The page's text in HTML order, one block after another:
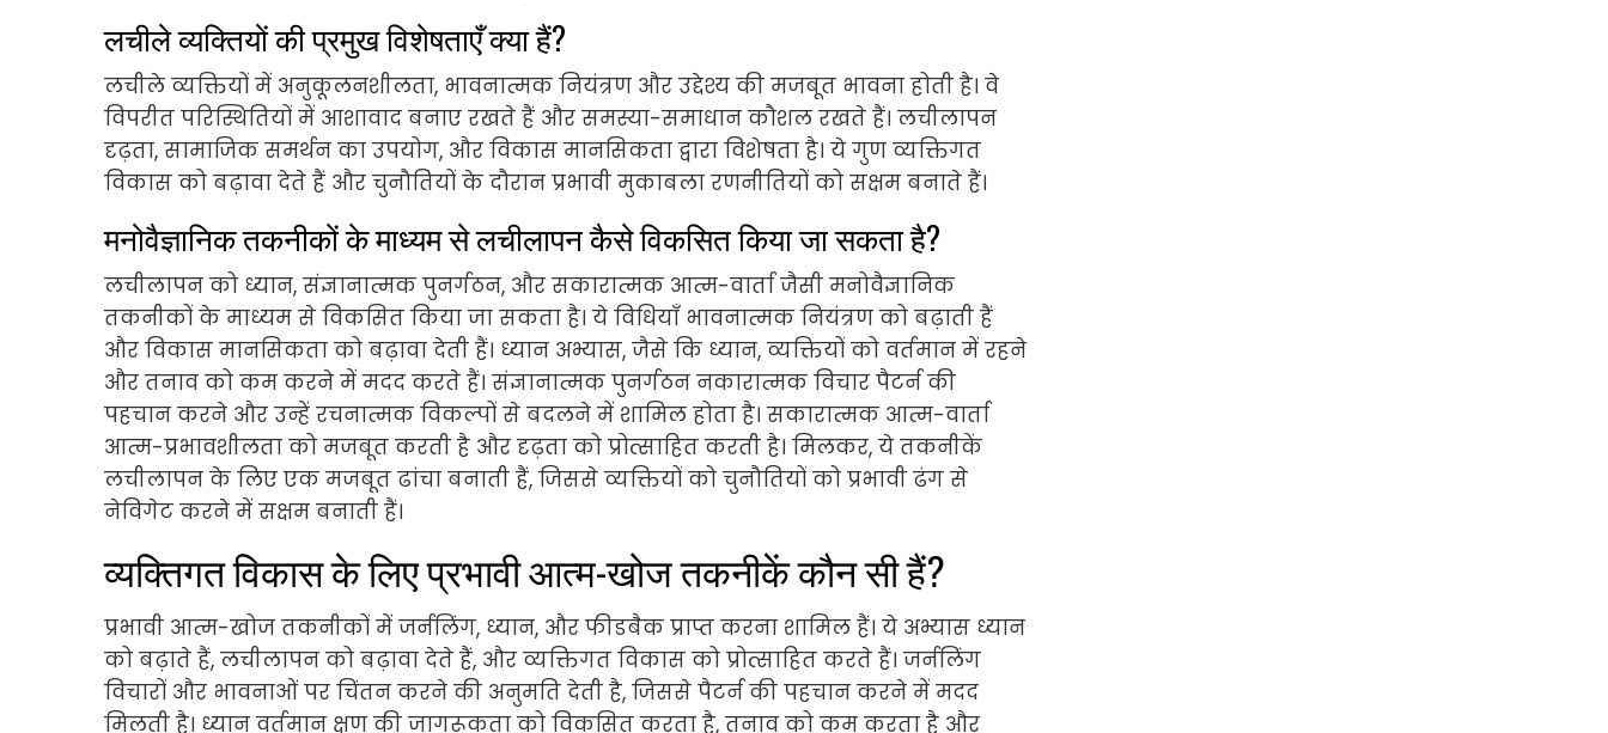
लचीले व्यक्तियों की प्रमुख विशेषताएँ क्या हैं?
लचीले व्यक्तियों में अनुकूलनशीलता, भावनात्मक नियंत्रण और उद्देश्य की मजबूत भावना होती है। वे
विपरीत परिस्थितियों में आशावाद बनाए रखते हैं और समस्या-समाधान कौशल रखते हैं। लचीलापन
दृढ़ता, सामाजिक समर्थन का उपयोग, और विकास मानसिकता द्वारा विशेषता है। ये गुण व्यक्तिगत
विकास को बढ़ावा देते हैं और चुनौतियों के दौरान प्रभावी मुकाबला रणनीतियों को सक्षम बनाते हैं।
मनोवैज्ञानिक तकनीकों के माध्यम से लचीलापन कैसे विकसित किया जा सकता है?
लचीलापन को ध्यान, संज्ञानात्मक पुनर्गठन, और सकारात्मक आत्म-वार्ता जैसी मनोवैज्ञानिक
तकनीकों के माध्यम से विकसित किया जा सकता है। ये विधियाँ भावनात्मक नियंत्रण को बढ़ाती हैं
और विकास मानसिकता को बढ़ावा देती हैं। ध्यान अभ्यास, जैसे कि ध्यान, व्यक्तियों को वर्तमान में रहने
और तनाव को कम करने में मदद करते हैं। संज्ञानात्मक पुनर्गठन नकारात्मक विचार पैटर्न की
पहचान करने और उन्हें रचनात्मक विकल्पों से बदलने में शामिल होता है। सकारात्मक आत्म-वार्ता
आत्म-प्रभावशीलता को मजबूत करती है और दृढ़ता को प्रोत्साहित करती है। मिलकर, ये तकनीकें
लचीलापन के लिए एक मजबूत ढांचा बनाती हैं, जिससे व्यक्तियों को चुनौतियों को प्रभावी ढंग से
नेविगेट करने में सक्षम बनाती हैं।
व्यक्तिगत विकास के लिए प्रभावी आत्म-खोज तकनीकें कौन सी हैं?
प्रभावी आत्म-खोज तकनीकों में जर्नलिंग, ध्यान, और फीडबैक प्राप्त करना शामिल हैं। ये अभ्यास ध्यान
को बढ़ाते हैं, लचीलापन को बढ़ावा देते हैं, और व्यक्तिगत विकास को प्रोत्साहित करते हैं। जर्नलिंग
विचारों और भावनाओं पर चिंतन करने की अनुमति देती है, जिससे पैटर्न की पहचान करने में मदद
मिलती है। ध्यान वर्तमान क्षण की जागरूकता को विकसित करता है, तनाव को कम करता है और